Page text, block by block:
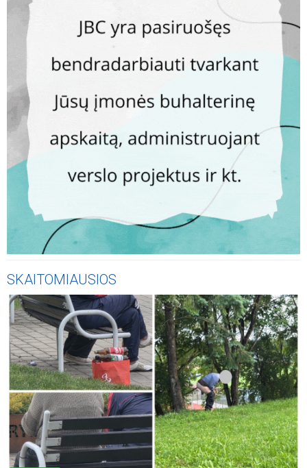
SKAITOMIAUSIOS